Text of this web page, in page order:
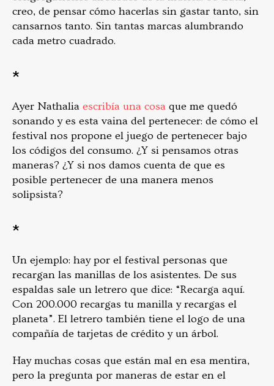
creo, de pensar cómo hacerlas sin gastar tanto, sin
cansarnos tanto. Sin tantas marcas alumbrando
cada metro cuadrado.
*
Ayer Nathalia escribía una cosa que me quedó
sonando y es esta vaina del pertenecer: de cómo el
festival nos propone el juego de pertenecer bajo
los códigos del consumo. ¿Y si pensamos otras
maneras? ¿Y si nos damos cuenta de que es
posible pertenecer de una manera menos
solipsista?
*
Un ejemplo: hay por el festival personas que
recargan las manillas de los asistentes. De sus
espaldas sale un letrero que dice: “Recarga aquí.
Con 200.000 recargas tu manilla y recargas el
planeta”. El letrero también tiene el logo de una
compañía de tarjetas de crédito y un árbol.
Hay muchas cosas que están mal en esa mentira,
pero la pregunta por maneras de estar en el